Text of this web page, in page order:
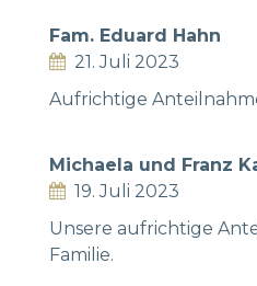
Fam. Eduard Hahn
21. Juli 2023
Aufrichtige
Michaela und Franz
19. Juli 2023
Unsere aufrichtige
Familie.